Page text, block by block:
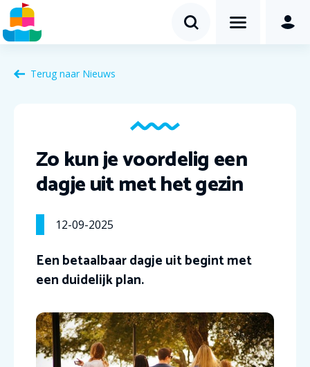
Terug naar Nieuws
Zo kun je voordelig een
dagje uit met het gezin
12-09-2025
Een betaalbaar dagje uit begint met
een duidelijk plan.